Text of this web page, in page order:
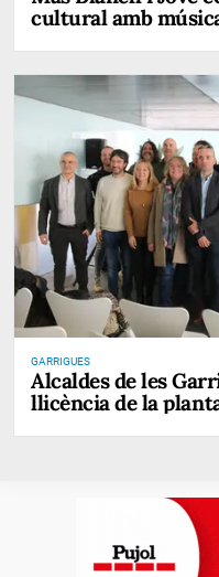
cultural amb
GARRIGUES
Alcaldes de les
llicència de la